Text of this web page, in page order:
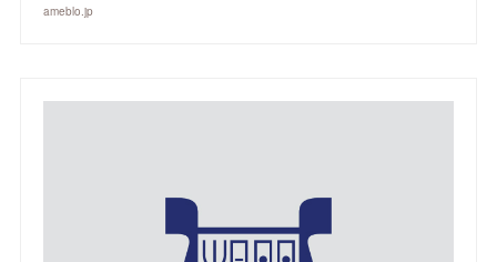
ameblo.jp